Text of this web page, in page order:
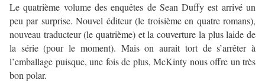
Le quatrième volume des enquêtes de Sean Duffy est arrivé un
peu par surprise. Nouvel éditeur (le troisième en quatre romans),
nouveau traducteur (le quatrième) et la couverture la plus laide de
la série (pour le moment). Mais on aurait tort de s’arrêter à
l’emballage puisque, une fois de plus, McKinty nous offre un très
bon polar.